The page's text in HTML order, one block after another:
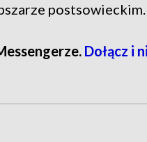
postsowieckim.
Dołącz i